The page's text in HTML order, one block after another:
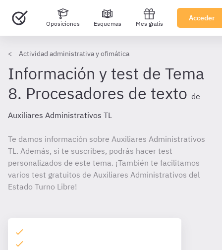
Oposiciones Esquemas Mes gratis
Acceder
Actividad administrativa y ofimática
Información y test de Tema
8. Procesadores de texto de
Auxiliares Administrativos TL
Te damos información sobre Auxiliares Administrativos
TL. Además, si te suscribes, podrás hacer test
personalizados de este tema. ¡También te facilitamos
varios test gratuitos de Auxiliares Administrativos del
Estado Turno Libre!